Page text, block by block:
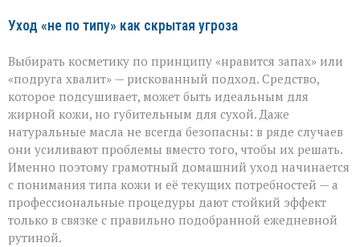
Уход «не по типу» как скрытая угроза
Выбирать косметику по принципу «нравится запах» или
«подруга хвалит» — рискованный подход. Средство,
которое подсушивает, может быть идеальным для
жирной кожи, но губительным для сухой. Даже
натуральные масла не всегда безопасны: в ряде случаев
они усиливают проблемы вместо того, чтобы их решать.
Именно поэтому грамотный домашний уход начинается
с понимания типа кожи и её текущих потребностей — а
профессиональные процедуры дают стойкий эффект
только в связке с правильно подобранной ежедневной
рутиной.